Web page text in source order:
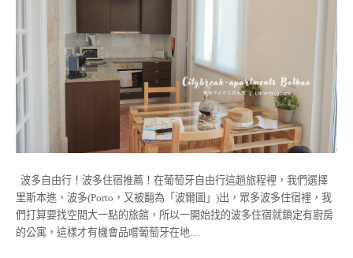
波多自由行！波多住宿推薦！在葡萄牙自由行這趟旅程裡，我們選擇
里斯本進、波多(Porto，又被翻為「波爾圖」)出，眾多波多住宿裡，我
們打算要找空間大一點的旅館，所以一開始找的波多住宿就鎖定有廚房
的公寓，這樣才有機會品嚐葡萄牙在地…